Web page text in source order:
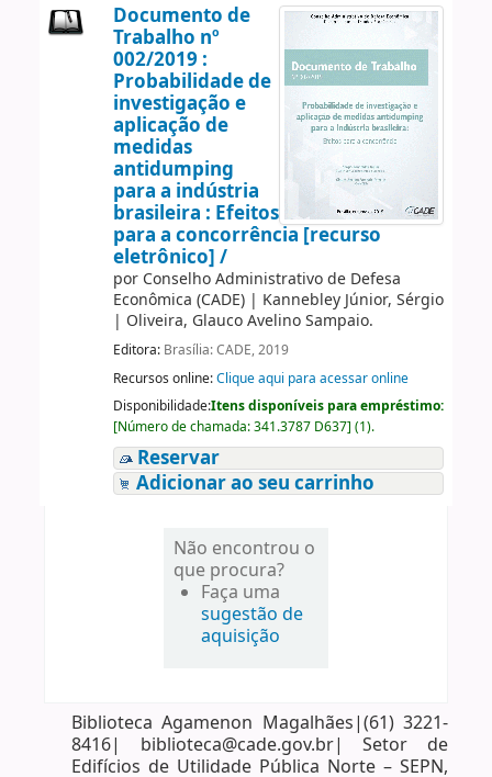
Documento de
Trabalho nº
002/2019 :
Probabilidade de
investigação e
aplicação de
medidas
antidumping
para a indústria
brasileira : Efeitos
para a concorrência [recurso
eletrônico] /
por Conselho Administrativo de Defesa
Econômica (CADE)| Kannebley Júnior, Sérgio
| Oliveira, Glauco Avelino Sampaio.
Editora: Brasília: CADE, 2019
Recursos online:Clique aqui para acessar online
Disponibilidade:Itens disponíveis para empréstimo:
[Número de chamada:341.3787 D637] (1).
Reservar
Adicionar ao seu carrinho
Não encontrou o
que procura?
Faça uma
sugestão de
aquisição
Biblioteca Agamenon Magalhães|(61) 3221-
8416| biblioteca@cade.gov.br| Setor de
Edifícios de Utilidade Pública Norte – SEPN,